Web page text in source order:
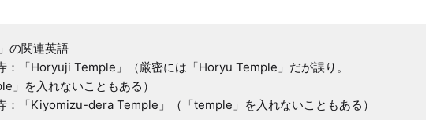
の関連英語
：「Horyuji Temple」（厳密には「Horyu Temple」だが誤り。
」を入れないこともある）
：「Kiyomizu-dera Temple」（「temple」を入れないこともある）